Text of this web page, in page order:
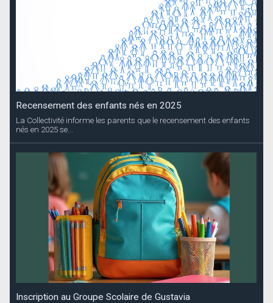
Recensement des enfants nés en 2025
La Collectivité informe les parents que le recensement des enfants
nés en 2025 se...
Inscription au Groupe Scolaire de Gustavia